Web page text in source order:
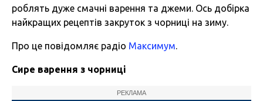
роблять дуже смачні варення та джеми. Ось добірка
найкращих рецептів закруток з чорниці на зиму.
Про це повідомляє радіо Максимум.
Cире варення з чорниці
РЕКЛАМА